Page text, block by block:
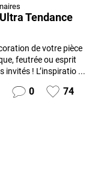
Tendance
de votre pièce
feutrée ou esprit
invités ! L’inspiratio ...
0 74